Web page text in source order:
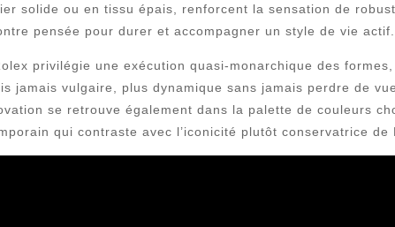
solide ou en tissu épais, renforcent la sensation de
pensée pour durer et accompagner un style de vie actif.
privilégie une exécution quasi-monarchique des
jamais vulgaire, plus dynamique sans jamais perdre de
se retrouve également dans la palette de couleurs
qui contraste avec l’iconicité plutôt conservatrice de